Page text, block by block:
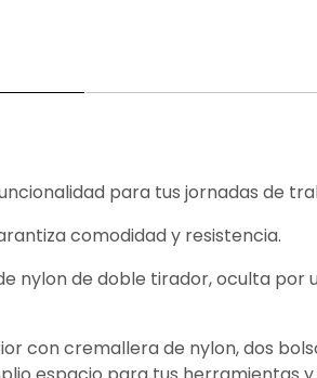
para tus jornadas de
comodidad y resistencia.
nylon de doble tirador, oculta
con cremallera de nylon, dos